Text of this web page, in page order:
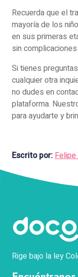
Recuerda que el
mayoría de los
en sus primeras
sin
Si tienes
cualquier otra
no dudes en
plataforma.
para ayudarte y
Escrito por:
Rige bajo la ley